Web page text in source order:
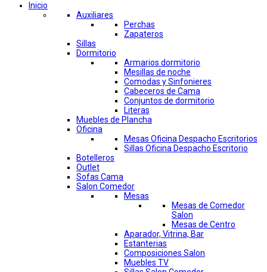
Inicio
Auxiliares
Perchas
Zapateros
Sillas
Dormitorio
Armarios dormitorio
Mesillas de noche
Comodas y Sinfonieres
Cabeceros de Cama
Conjuntos de dormitorio
Literas
Muebles de Plancha
Oficina
Mesas Oficina Despacho Escritorios
Sillas Oficina Despacho Escritorio
Botelleros
Outlet
Sofas Cama
Salon Comedor
Mesas
Mesas de Comedor
Salon
Mesas de Centro
Aparador, Vitrina, Bar
Estanterias
Composiciones Salon
Muebles TV